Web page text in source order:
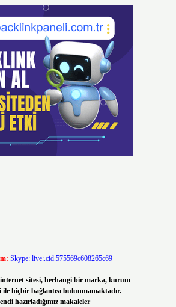
Skype: live:.cid.575569c608265c69
sitesi, herhangi bir marka, kurum
ile hiçbir bağlantısı bulunmamaktadır.
hazırladığımız makaleler